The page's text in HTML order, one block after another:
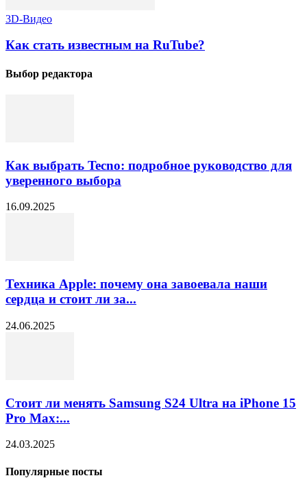
3D-Видео
Как стать известным на RuTube?
Выбор редактора
Как выбрать Tecno: подробное руководство для
уверенного выбора
16.09.2025
Техника Apple: почему она завоевала наши
сердца и стоит ли за...
24.06.2025
Стоит ли менять Samsung S24 Ultra на iPhone 15
Pro Max:...
24.03.2025
Популярные посты